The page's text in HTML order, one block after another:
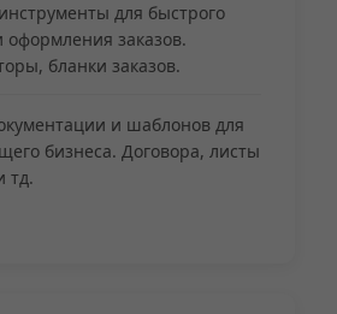
для быстрого
оформления заказов.
бланки заказов.
и шаблонов для
бизнеса. Договора, листы
тд.